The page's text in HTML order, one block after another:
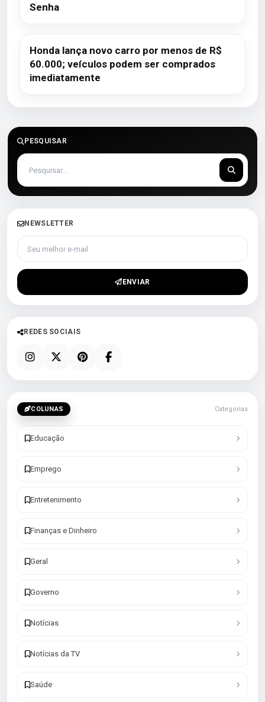
Senha
Honda lança novo carro por menos de R$
60.000; veículos podem ser comprados
imediatamente
PESQUISAR
NEWSLETTER
Seu melhor e-mail
ENVIAR
REDES SOCIAIS
COLUNAS Categorias
Educação
Emprego
Entretenimento
Finanças e Dinheiro
Geral
Governo
Notícias
Notícias da TV
Saúde